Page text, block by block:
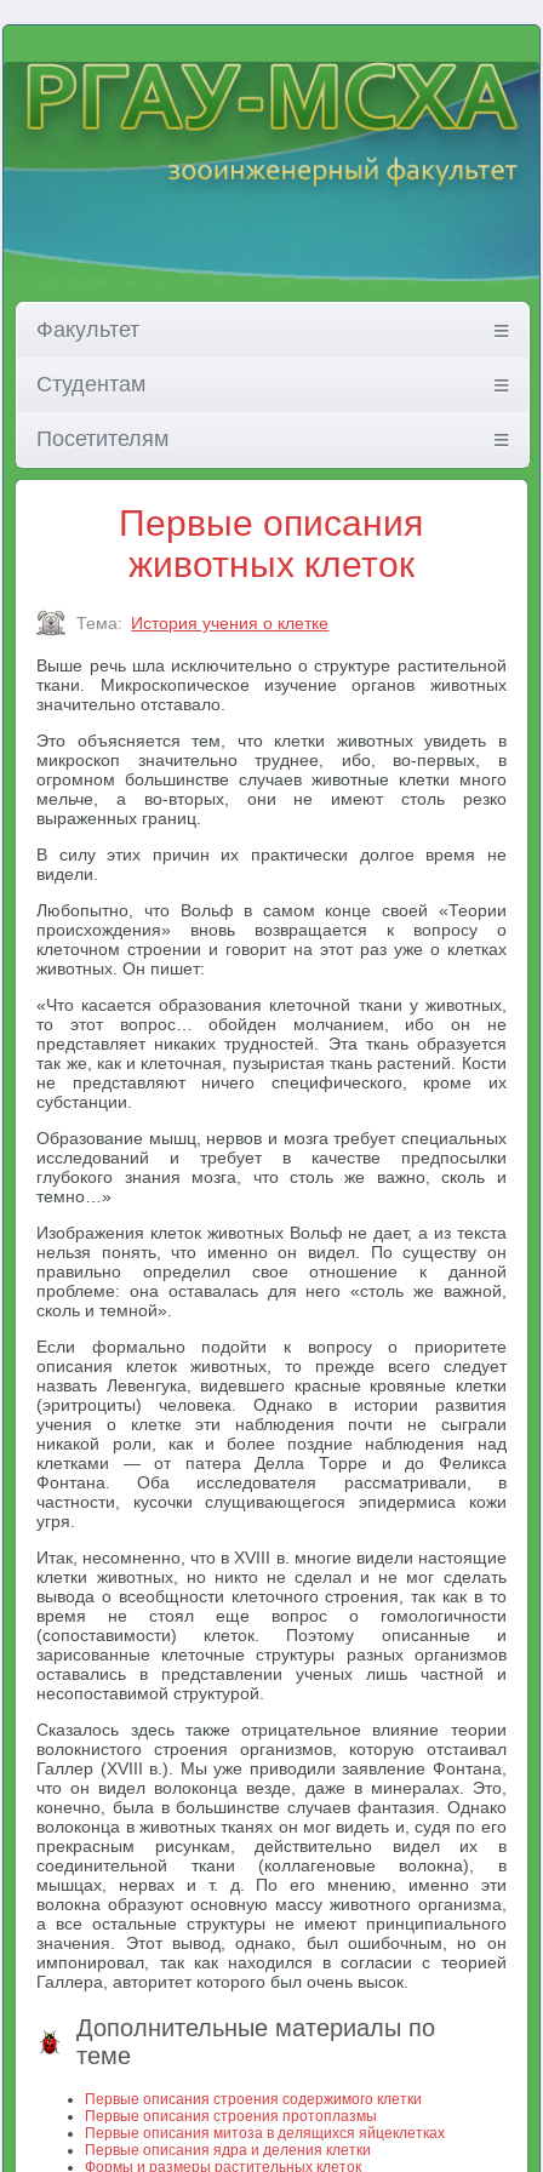
Факультет
Студентам
Посетителям
Первые описания
животных клеток
Тема: История учения о клетке
Выше речь шла исключительно о структуре растительной
ткани. Микроскопическое изучение органов животных
значительно отставало.
Это объясняется тем, что клетки животных увидеть в
микроскоп значительно труднее, ибо, во-первых, в
огромном большинстве случаев животные клетки много
мельче, а во-вторых, они не имеют столь резко
выраженных границ.
В силу этих причин их практически долгое время не
видели.
Любопытно, что Вольф в самом конце своей «Теории
происхождения» вновь возвращается к вопросу о
клеточном строении и говорит на этот раз уже о клетках
животных. Он пишет:
«Что касается образования клеточной ткани у животных,
то этот вопрос… обойден молчанием, ибо он не
представляет никаких трудностей. Эта ткань образуется
так же, как и клеточная, пузыристая ткань растений. Кости
не представляют ничего специфического, кроме их
субстанции.
Образование мышц, нервов и мозга требует специальных
исследований и требует в качестве предпосылки
глубокого знания мозга, что столь же важно, сколь и
темно…»
Изображения клеток животных Вольф не дает, а из текста
нельзя понять, что именно он видел. По существу он
правильно определил свое отношение к данной
проблеме: она оставалась для него «столь же важной,
сколь и темной».
Если формально подойти к вопросу о приоритете
описания клеток животных, то прежде всего следует
назвать Левенгука, видевшего красные кровяные клетки
(эритроциты) человека. Однако в истории развития
учения о клетке эти наблюдения почти не сыграли
никакой роли, как и более поздние наблюдения над
клетками — от патера Делла Торре и до Феликса
Фонтана. Оба исследователя рассматривали, в
частности, кусочки слущивающегося эпидермиса кожи
угря.
Итак, несомненно, что в XVIII в. многие видели настоящие
клетки животных, но никто не сделал и не мог сделать
вывода о всеобщности клеточного строения, так как в то
время не стоял еще вопрос о гомологичности
(сопоставимости) клеток. Поэтому описанные и
зарисованные клеточные структуры разных организмов
оставались в представлении ученых лишь частной и
несопоставимой структурой.
Сказалось здесь также отрицательное влияние теории
волокнистого строения организмов, которую отстаивал
Галлер (XVIII в.). Мы уже приводили заявление Фонтана,
что он видел волоконца везде, даже в минералах. Это,
конечно, была в большинстве случаев фантазия. Однако
волоконца в животных тканях он мог видеть и, судя по его
прекрасным рисункам, действительно видел их в
соединительной ткани (коллагеновые волокна), в
мышцах, нервах и т. д. По его мнению, именно эти
волокна образуют основную массу животного организма,
а все остальные структуры не имеют принципиального
значения. Этот вывод, однако, был ошибочным, но он
импонировал, так как находился в согласии с теорией
Галлера, авторитет которого был очень высок.
Дополнительные материалы по
теме
Первые описания строения содержимого клетки
Первые описания строения протоплазмы
Первые описания митоза в делящихся яйцеклетках
Первые описания ядра и деления клетки
Формы и размеры растительных клеток